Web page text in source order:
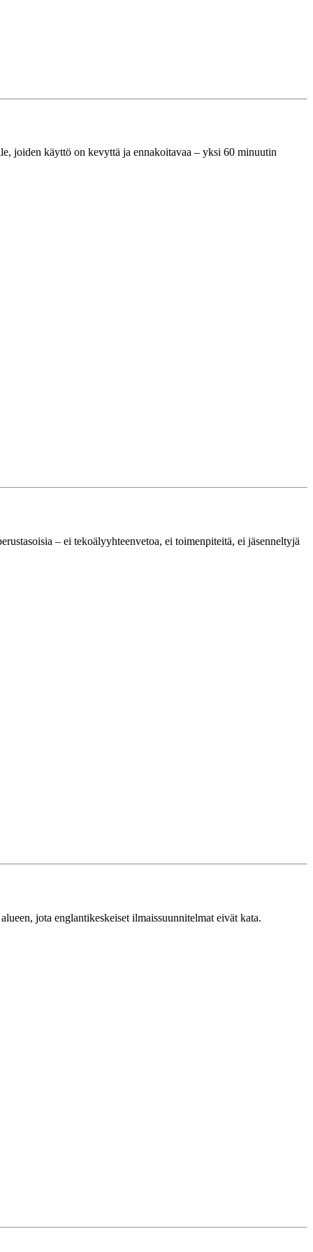
joiden käyttö on kevyttä ja ennakoitavaa – yksi 60 minuutin
– ei tekoälyyhteenvetoa, ei toimenpiteitä, ei jäsenneltyjä
jota englantikeskeiset ilmaissuunnitelmat eivät kata.